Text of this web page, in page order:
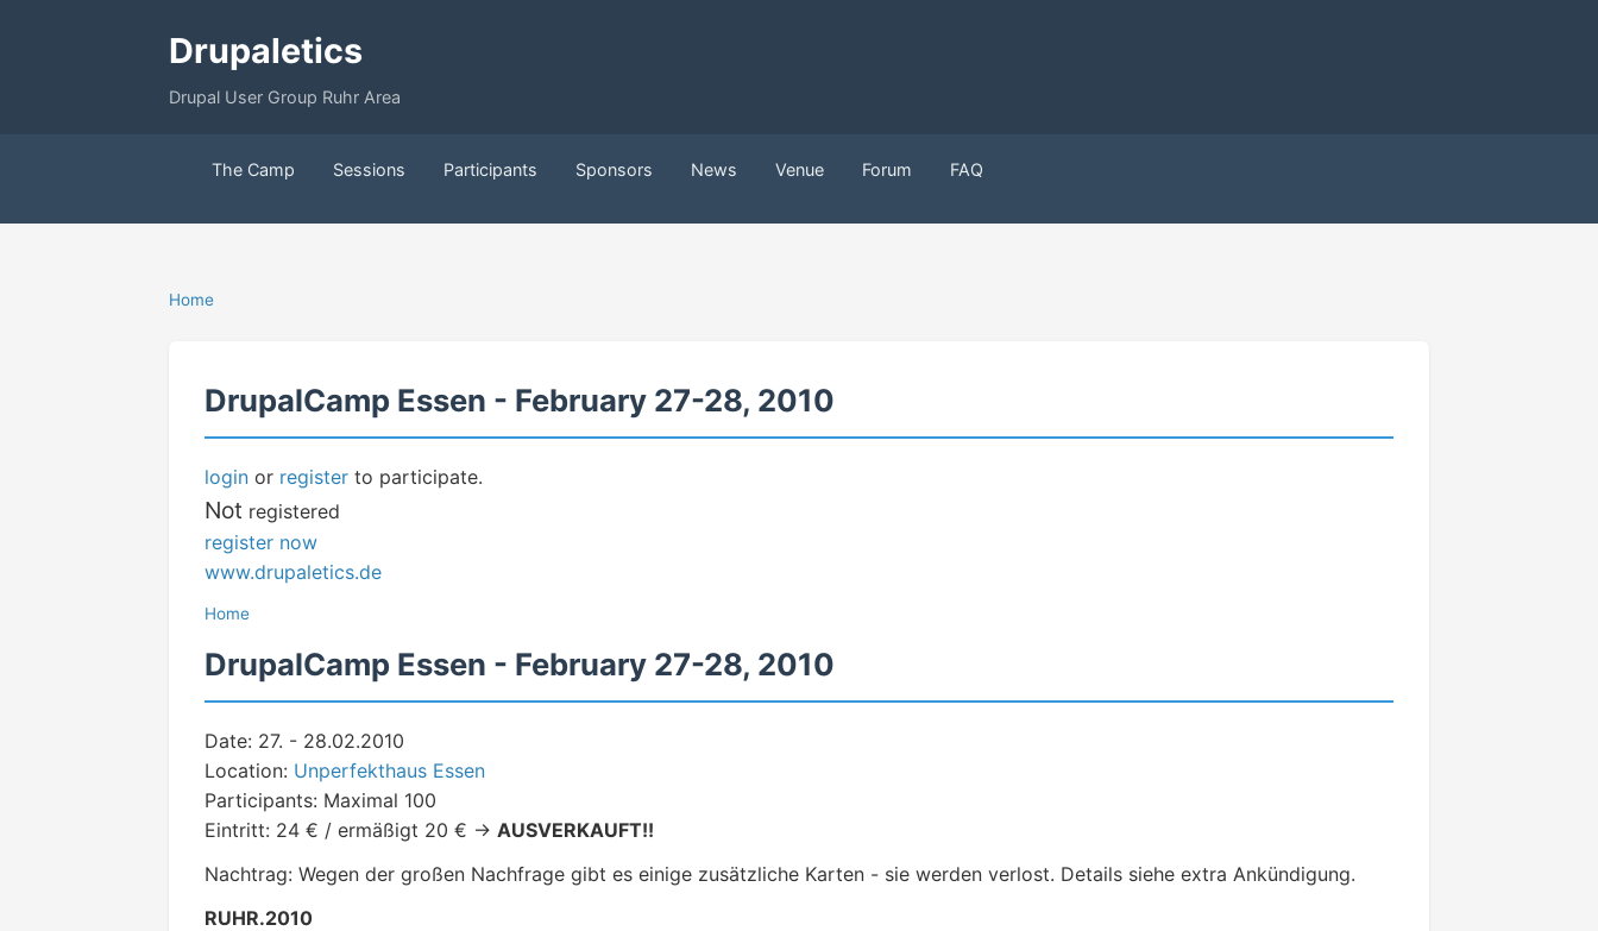
Drupaletics
Drupal User Group Ruhr Area
The Camp Sessions Participants Sponsors News Venue Forum FAQ
Home
DrupalCamp Essen - February 27-28, 2010
login or register to participate.
Not registered
register now
www.drupaletics.de
Home
DrupalCamp Essen - February 27-28, 2010
Date: 27. - 28.02.2010
Location: Unperfekthaus Essen
Participants: Maximal 100
Eintritt: 24 € / ermäßigt 20 € -> AUSVERKAUFT!!
Nachtrag: Wegen der großen Nachfrage gibt es einige zusätzliche Karten - sie werden verlost. Details siehe extra Ankündigung.
RUHR.2010